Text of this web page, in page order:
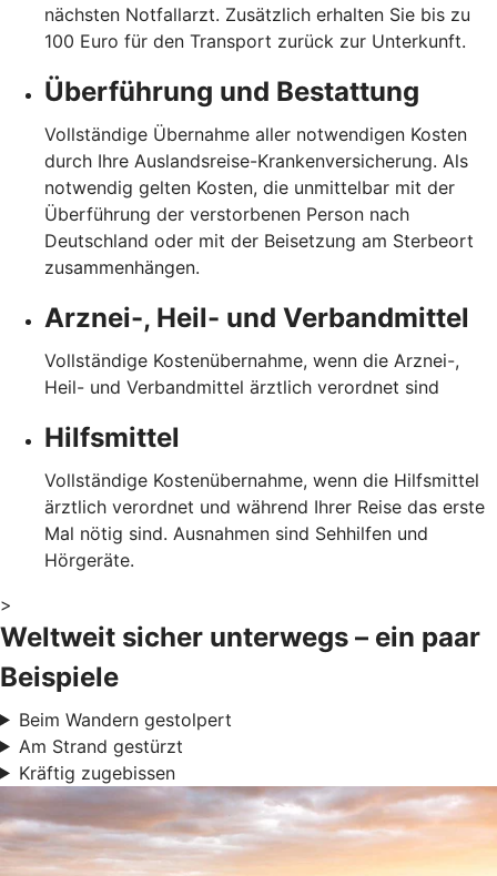
nächsten Notfallarzt. Zusätzlich erhalten Sie bis zu
100 Euro für den Transport zurück zur Unterkunft.
Überführung und Bestattung
Vollständige Übernahme aller notwendigen Kosten
durch Ihre Auslandsreise-Krankenversicherung. Als
notwendig gelten Kosten, die unmittelbar mit der
Überführung der verstorbenen Person nach
Deutschland oder mit der Beisetzung am Sterbeort
zusammenhängen.
Arznei-, Heil- und Verbandmittel
Vollständige Kostenübernahme, wenn die Arznei-,
Heil- und Verbandmittel ärztlich verordnet sind
Hilfsmittel
Vollständige Kostenübernahme, wenn die Hilfsmittel
ärztlich verordnet und während Ihrer Reise das erste
Mal nötig sind. Ausnahmen sind Sehhilfen und
Hörgeräte.
>
Weltweit sicher unterwegs – ein paar
Beispiele
Beim Wandern gestolpert
Am Strand gestürzt
Kräftig zugebissen